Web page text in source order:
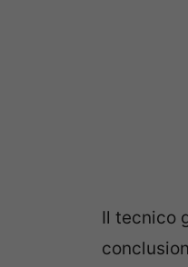
Il tecnico